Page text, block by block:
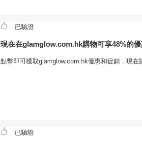
已驗證
現在在glamglow.com.hk購物可享48%的
點擊即可獲取glamglow.com.hk優惠和促銷，現在
已驗證